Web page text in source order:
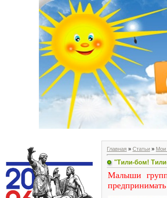
Главная » Статьи » Мои
"Тили-бом!
Малыши